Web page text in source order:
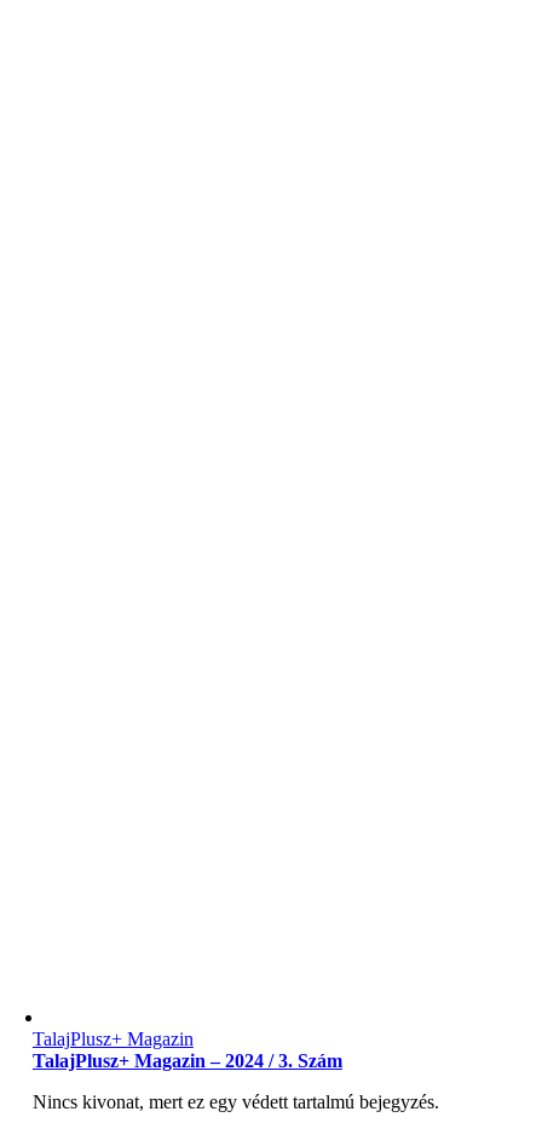
TalajPlusz+ Magazin
TalajPlusz+ Magazin – 2024 / 3. Szám
Nincs kivonat, mert ez egy védett tartalmú bejegyzés.